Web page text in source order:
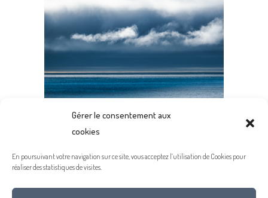
Gérer le consentement aux
cookies
En poursuivant votre navigation sur ce site, vous acceptez l’utilisation de Cookies pour
réaliser des statistiques de visites.
ELEMENTS – BEST OF
GALLERY